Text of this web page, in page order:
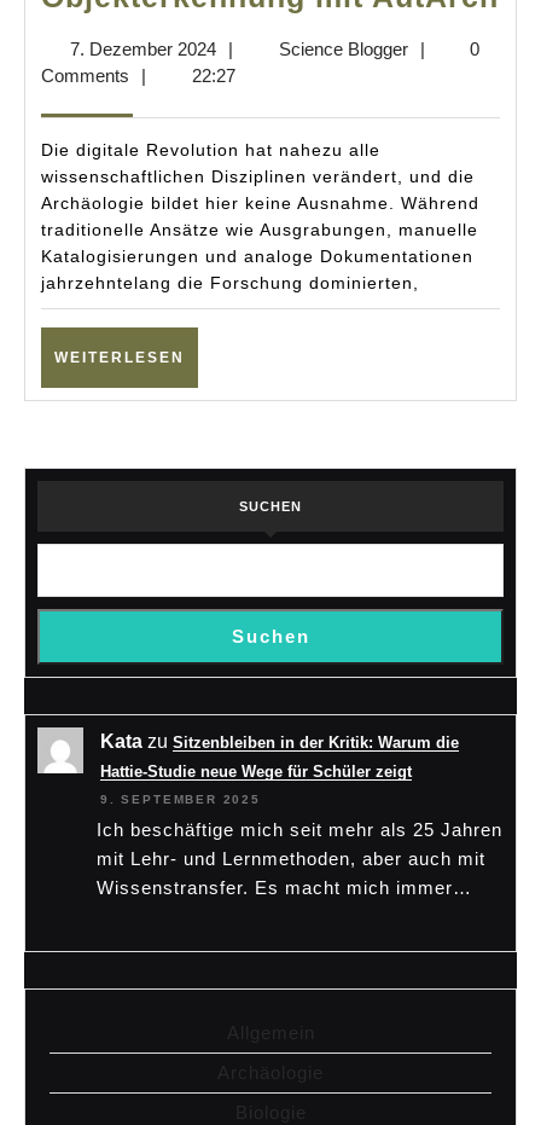
7. Dezember 20247.
Dezember
| Science BloggerScience
|
0
Comments
| 22:27
Die digitale Revolution hat nahezu alle
wissenschaftlichen Disziplinen verändert, und die
Archäologie bildet hier keine Ausnahme. Während
traditionelle Ansätze wie Ausgrabungen, manuelle
Katalogisierungen und analoge Dokumentationen
jahrzehntelang die Forschung dominierten,
WEITERLESEN
SUCHEN
Suchen
Kata zu Sitzenbleiben in der Kritik: Warum die
Hattie-Studie neue Wege für Schüler zeigt
9. SEPTEMBER 2025
Ich beschäftige mich seit mehr als 25 Jahren
mit Lehr- und Lernmethoden, aber auch mit
Wissenstransfer. Es macht mich immer…
Allgemein
Archäologie
Biologie